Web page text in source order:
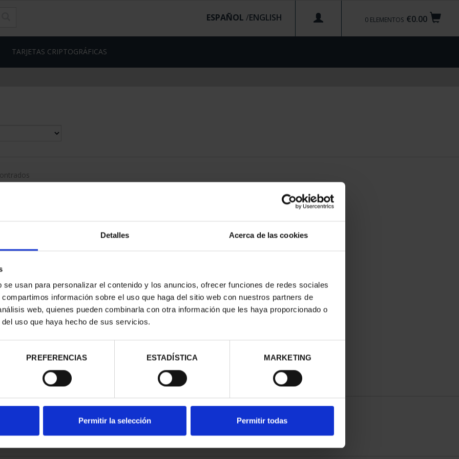
Detalles Acerca de las cookies
usan para personalizar el contenido y los anuncios, ofrecer funciones de redes sociales
información sobre el uso que haga del sitio web con nuestros partners de
web, quienes pueden combinarla con otra información que les haya proporcionado o
uso que haya hecho de sus servicios.
PREFERENCIAS ESTADÍSTICA MARKETING
Permitir la selección Permitir todas
€0.00
0 ELEMENTOS
ESPAÑOL /
TARJETAS CRIPTOGRÁFICAS
III -